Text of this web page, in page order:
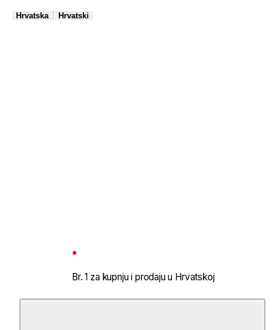
Hrvatska Hrvatski
Br. 1 za kupnju i prodaju u Hrvatskoj